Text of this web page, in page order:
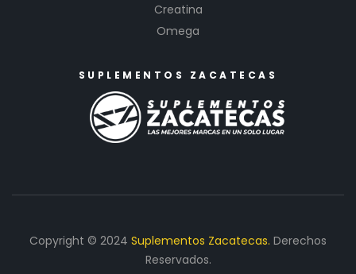
Creatina
Omega
SUPLEMENTOS ZACATECAS
Copyright © 2024 Suplementos Zacatecas. Derechos
Reservados.